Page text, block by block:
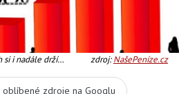
si i nadále drží
zdroj:NašePeníze.cz
oblíbené zdroje na Googlu